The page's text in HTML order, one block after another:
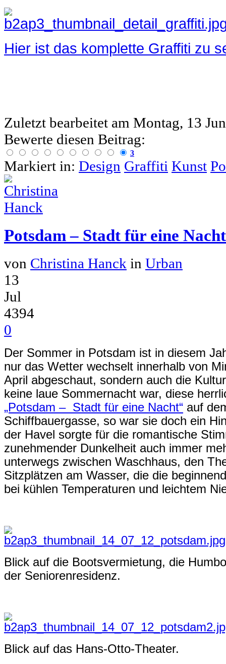
Hier ist das komplette Graffiti zu
Zuletzt bearbeitet am Montag, 13
Bewerte diesen Beitrag:
3
Markiert in: Design Graffiti Kunst
Potsdam – Stadt für eine Nacht
von Christina Hanck in Urban
13
Jul
4394
0
Der Sommer in Potsdam ist in diesem
nur das Wetter wechselt innerhalb von
April abgeschaut, sondern auch die
keine laue Sommernacht war, diese
„Potsdam – Stadt für eine Nacht“ auf
Schiffbauergasse, so war sie doch ein
der Havel sorgte für die romantische
zunehmender Dunkelheit auch immer
unterwegs zwischen Waschhaus, den
Sitzplätzen am Wasser, die die
bei kühlen Temperaturen und leichtem
Blick auf die Bootsvermietung, die
der Seniorenresidenz.
Blick auf das Hans-Otto-Theater.